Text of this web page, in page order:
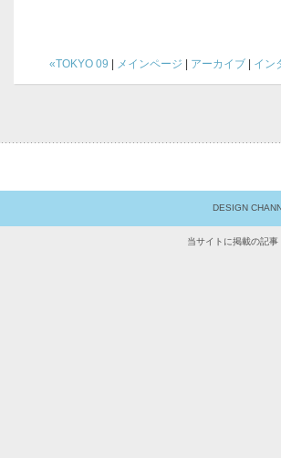
«TOKYO 09 メインページ アーカイブ イン
DESIGN
当サイトに掲載の記